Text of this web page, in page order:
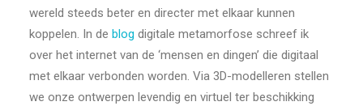
wereld steeds beter en directer met elkaar kunnen
koppelen. In de blog digitale metamorfose schreef ik
over het internet van de ‘mensen en dingen’ die digitaal
met elkaar verbonden worden. Via 3D-modelleren stellen
we onze ontwerpen levendig en virtuel ter beschikking